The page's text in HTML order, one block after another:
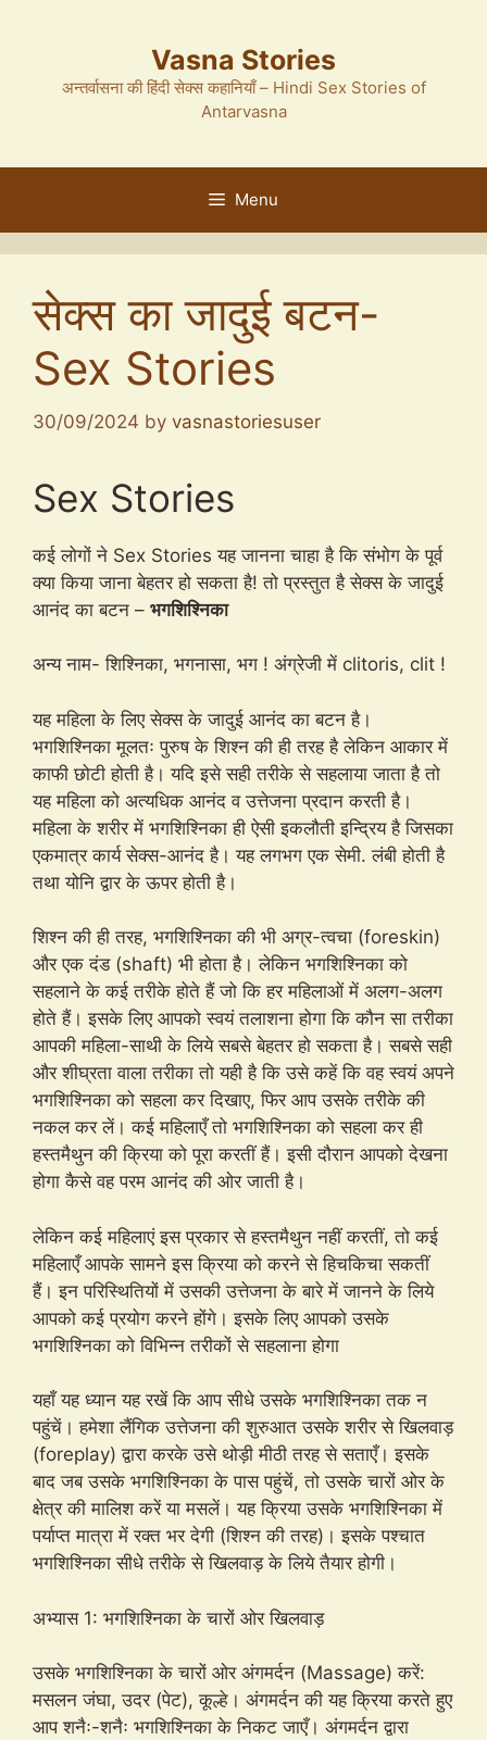
Vasna Stories
अन्तर्वासना की हिंदी सेक्स कहानियाँ – Hindi Sex Stories of
Antarvasna
Menu
सेक्स का जादुई बटन-
Sex Stories
30/09/2024 by vasnastoriesuser
Sex Stories
कई लोगों ने Sex Stories यह जानना चाहा है कि संभोग के पूर्व
क्या किया जाना बेहतर हो सकता है! तो प्रस्तुत है सेक्स के जादुई
आनंद का बटन – भगशिश्निका
अन्य नाम- शिश्निका, भगनासा, भग ! अंग्रेजी में clitoris, clit !
यह महिला के लिए सेक्स के जादुई आनंद का बटन है।
भगशिश्निका मूलतः पुरुष के शिश्न की ही तरह है लेकिन आकार में
काफी छोटी होती है। यदि इसे सही तरीके से सहलाया जाता है तो
यह महिला को अत्यधिक आनंद व उत्तेजना प्रदान करती है।
महिला के शरीर में भगशिश्निका ही ऐसी इकलौती इन्द्रिय है जिसका
एकमात्र कार्य सेक्स-आनंद है। यह लगभग एक सेमी. लंबी होती है
तथा योनि द्वार के ऊपर होती है।
शिश्न की ही तरह, भगशिश्निका की भी अग्र-त्वचा (foreskin)
और एक दंड (shaft) भी होता है। लेकिन भगशिश्निका को
सहलाने के कई तरीके होते हैं जो कि हर महिलाओं में अलग-अलग
होते हैं। इसके लिए आपको स्वयं तलाशना होगा कि कौन सा तरीका
आपकी महिला-साथी के लिये सबसे बेहतर हो सकता है। सबसे सही
और शीघ्रता वाला तरीका तो यही है कि उसे कहें कि वह स्वयं अपने
भगशिश्निका को सहला कर दिखाए, फिर आप उसके तरीके की
नकल कर लें। कई महिलाएँ तो भगशिश्निका को सहला कर ही
हस्तमैथुन की क्रिया को पूरा करतीं हैं। इसी दौरान आपको देखना
होगा कैसे वह परम आनंद की ओर जाती है।
लेकिन कई महिलाएं इस प्रकार से हस्तमैथुन नहीं करतीं, तो कई
महिलाएँ आपके सामने इस क्रिया को करने से हिचकिचा सकतीं
हैं। इन परिस्थितियों में उसकी उत्तेजना के बारे में जानने के लिये
आपको कई प्रयोग करने होंगे। इसके लिए आपको उसके
भगशिश्निका को विभिन्न तरीकों से सहलाना होगा
यहाँ यह ध्यान यह रखें कि आप सीधे उसके भगशिश्निका तक न
पहुंचें। हमेशा लैंगिक उत्तेजना की शुरुआत उसके शरीर से खिलवाड़
(foreplay) द्वारा करके उसे थोड़ी मीठी तरह से सताएँ। इसके
बाद जब उसके भगशिश्निका के पास पहुंचें, तो उसके चारों ओर के
क्षेत्र की मालिश करें या मसलें। यह क्रिया उसके भगशिश्निका में
पर्याप्त मात्रा में रक्त भर देगी (शिश्न की तरह)। इसके पश्चात
भगशिश्निका सीधे तरीके से खिलवाड़ के लिये तैयार होगी।
अभ्यास 1: भगशिश्निका के चारों ओर खिलवाड़
उसके भगशिश्निका के चारों ओर अंगमर्दन (Massage) करें:
मसलन जंघा, उदर (पेट), कूल्हे। अंगमर्दन की यह क्रिया करते हुए
आप शनैः-शनैः भगशिश्निका के निकट जाएँ। अंगमर्दन द्वारा